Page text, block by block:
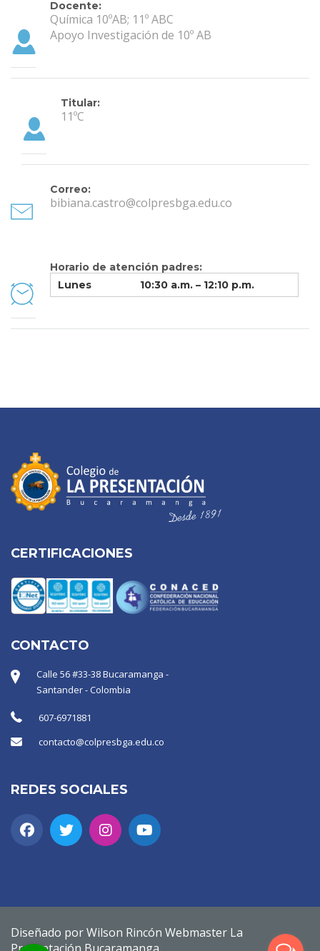
Docente:
Química 10ºAB; 11º ABC
Apoyo Investigación de 10º AB
Titular:
11ºC
Correo:
bibiana.castro@colpresbga.edu.co
Horario de atención padres:
Lunes
10:30 a.m. – 12:10 p.m.
CERTIFICACIONES
CONTACTO
Calle 56 #33-38 Bucaramanga -
Santander - Colombia
607-6971881
contacto@colpresbga.edu.co
REDES SOCIALES
Diseñado por Wilson Rincón Webmaster La